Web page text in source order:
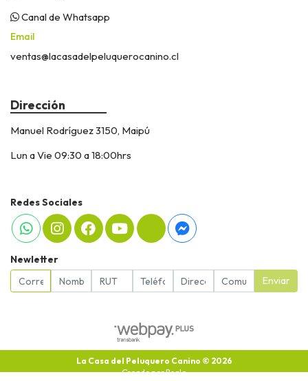
Canal de Whatsapp
Email
ventas@lacasadelpeluquerocanino.cl
Dirección
Manuel Rodríguez 3150, Maipú
Lun a Vie 09:30 a 18:00hrs
Redes Sociales
Newletter
Enviar
La Casa del Peluquero Canino © 2026
Creado porBsale